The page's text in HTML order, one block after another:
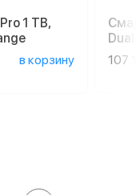
1 TB,
в корзину
107